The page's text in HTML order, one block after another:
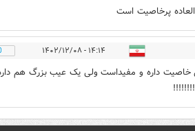
پرخاصیت است
۱۴:۱۴ - ۱۴۰۲/۱۲/۰۸
داره و مفیداست ولی یک عیب بزرگ هم